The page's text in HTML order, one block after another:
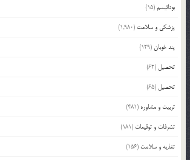
بودائیسم(15)
پزشکی و سلامت (1,980)
پند خوبان(129)
تحصیل (62)
تحصیل (65)
تربیت و مشاوره (481)
تشرفات و توقیعات (181)
تغذیه و سلامت (156)